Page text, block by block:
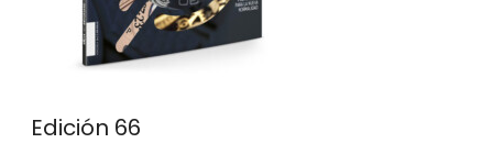
Edición 66